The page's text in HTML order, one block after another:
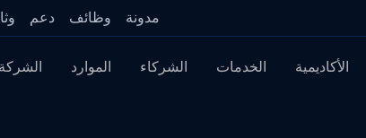
مدونة وظائف دعم
الأكاديمية الخدمات الشركاء الموارد الشركة